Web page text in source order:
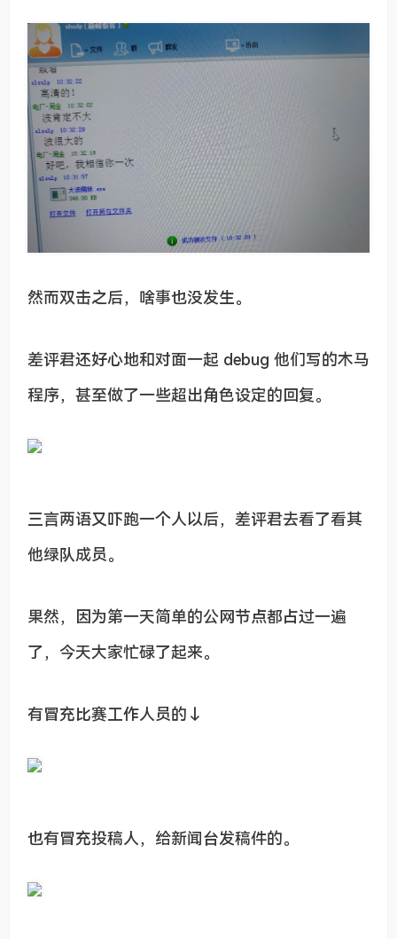
然而双击之后，啥事也没发生。
差评君还好心地和对面一起 debug 他们写的木马
程序，甚至做了一些超出角色设定的回复。
三言两语又吓跑一个人以后，差评君去看了看其
他绿队成员。
果然，因为第一天简单的公网节点都占过一遍
了，今天大家忙碌了起来。
有冒充比赛工作人员的↓
也有冒充投稿人，给新闻台发稿件的。